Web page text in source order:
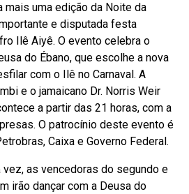
mais uma edição da Noite da
e disputada festa
Ilê Aiyê. O evento celebra o
do Ébano, que escolhe a nova
com o Ilê no Carnaval. A
e o jamaicano Dr. Norris Weir
a partir das 21 horas, com a
O patrocínio deste evento é
Caixa e Governo Federal.
vez, as vencedoras do segundo e
irão dançar com a Deusa do